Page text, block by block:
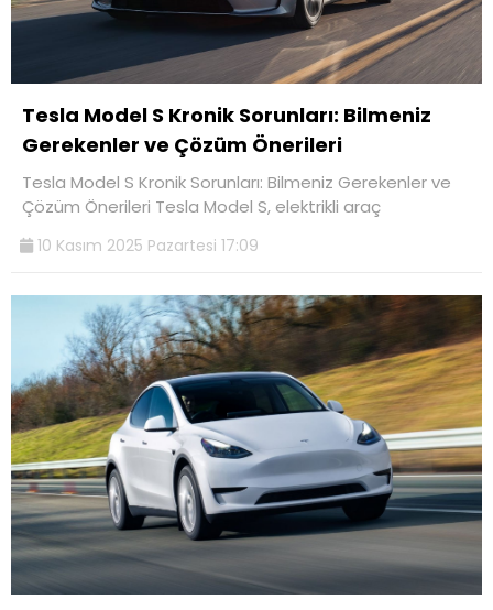
Tesla Model S Kronik Sorunları: Bilmeniz
Gerekenler ve Çözüm Önerileri
Tesla Model S Kronik Sorunları: Bilmeniz Gerekenler ve
Çözüm Önerileri Tesla Model S, elektrikli araç
10 Kasım 2025 Pazartesi 17:09